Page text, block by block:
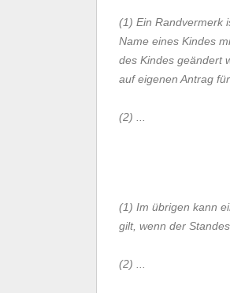
(1) Ein Randvermerk
Name eines Kindes
des Kindes geändert
auf eigenen Antrag
(2) ...
(1) Im übrigen kann
gilt, wenn der
(2) ...